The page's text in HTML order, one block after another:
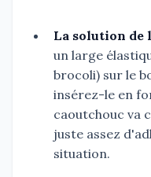
La solution de
un large
brocoli) sur le
insérez-le en
caoutchouc va
juste assez
situation.